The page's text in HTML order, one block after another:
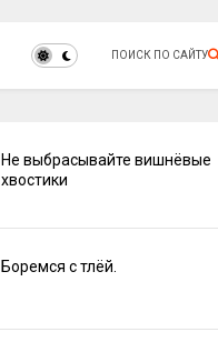
ПОИСК ПО САЙТУ
Не выбрасывайте вишнёвые
хвостики
Боремся с тлёй.